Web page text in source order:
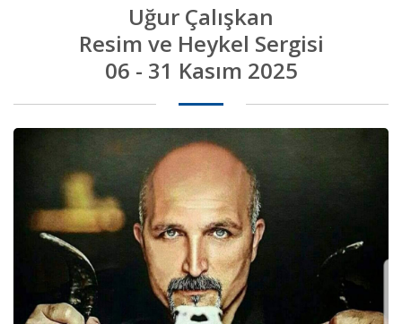
Uğur Çalışkan
Resim ve Heykel Sergisi
06 - 31 Kasım 2025